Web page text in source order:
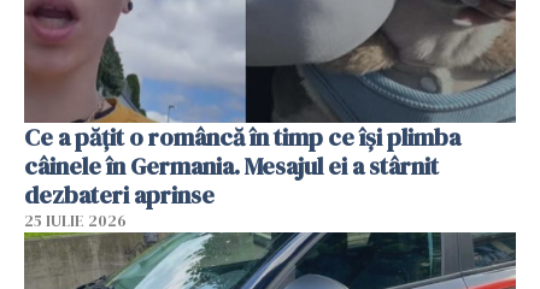
Ce a pățit o româncă în timp ce își plimba
câinele în Germania. Mesajul ei a stârnit
dezbateri aprinse
25 IULIE 2026